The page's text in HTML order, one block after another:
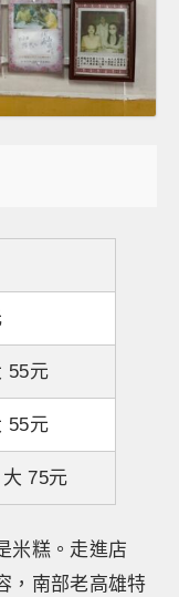
55元
55元
75元
米糕。走進店
，南部老高雄特